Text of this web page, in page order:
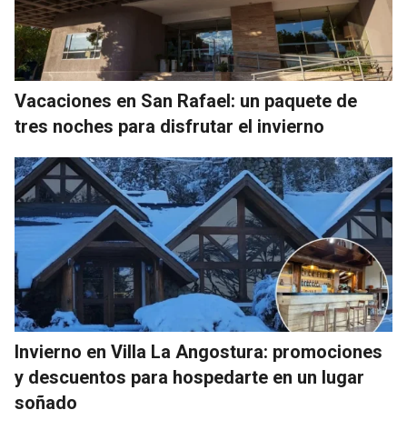
Vacaciones en San Rafael: un paquete de
tres noches para disfrutar el invierno
Invierno en Villa La Angostura: promociones
y descuentos para hospedarte en un lugar
soñado